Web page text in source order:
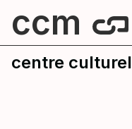
ccm
centre